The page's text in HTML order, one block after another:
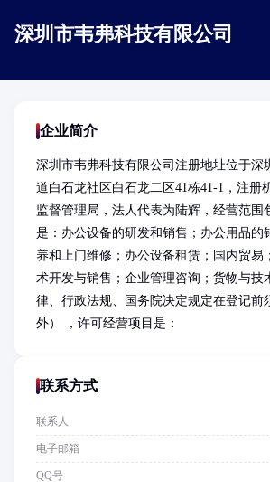
深圳市韦弗科技有限公司
企业简介
深圳市韦弗科技有限公司注册地址位于深
道白石龙社区白石龙二区41栋41-1，注册
监督管理局，法人代表为陆辉，经营范围
是：办公设备的研发和销售；办公用品的
养和上门维修；办公设备租赁；国内贸易
术开发与销售；企业管理咨询；货物与技
律、行政法规、国务院决定规定在登记前
外） ，许可经营项目是：
联系方式
联系人
电子邮箱
QQ号